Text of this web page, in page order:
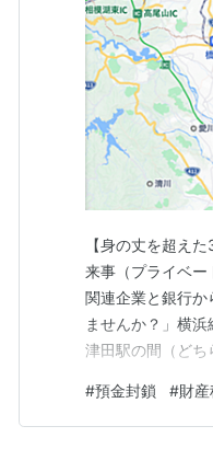
【身の丈を超え
来事（プライベ
関連企業と銀行
ませんか？」横
津田駅の間（どち
き、渋谷などに出
の土地は更地で
#預金封鎖 #財